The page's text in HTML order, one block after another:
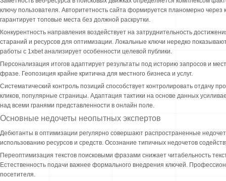
ключу пользователя. Авторитетность сайта формируется планомерно
гарантирует топовые места без должной раскрутки.
Конкурентность направления воздействует на затруднительность
стараний и ресурсов для оптимизации. Локальные ключи нередко
работы с 1xbet анализирует особенности целевой публики.
Персонализация итогов адаптирует результаты под историю запросов и
фразе. Геопозиция крайне критична для местного бизнеса и услуг.
Систематический контроль позиций способствует контролировать отдачу
кликов, популярные страницы. Адаптация тактики на основе данных
над всеми гранями представленности в онлайн поле.
Основные недочеты неопытных экспертов
Дебютанты в оптимизации регулярно совершают распространенные
использованию ресурсов и средств. Осознание типичных недочетов
Переоптимизация текстов поисковыми фразами снижает читабельность
Естественность подачи важнее формального внедрения ключей.
посетителя.